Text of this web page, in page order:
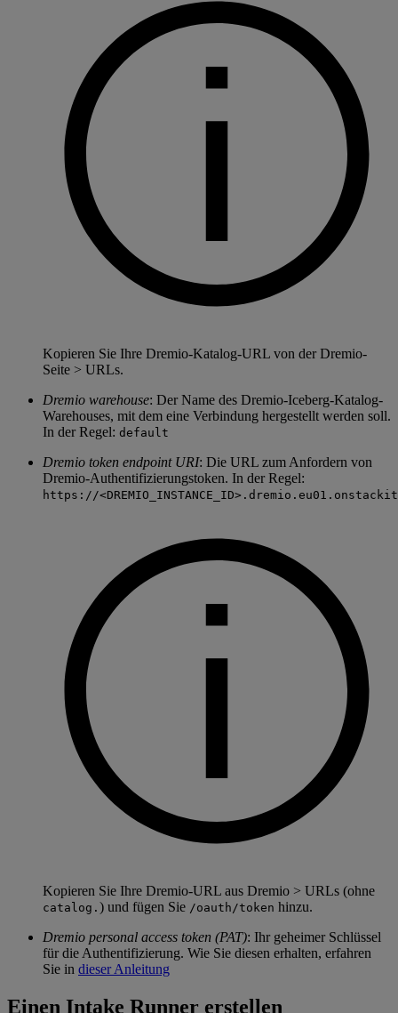
Kopieren Sie Ihre Dremio-Katalog-URL von der Dremio-
Seite > URLs.
Dremio warehouse: Der Name des Dremio-Iceberg-Katalog-
Warehouses, mit dem eine Verbindung hergestellt werden soll.
In der Regel: default
Dremio token endpoint URI: Die URL zum Anfordern von
Dremio-Authentifizierungstoken. In der Regel:
https://
Kopieren Sie Ihre Dremio-URL aus Dremio > URLs (ohne
catalog. ) und fügen Sie /oauth/token hinzu.
Dremio personal access token (PAT): Ihr geheimer Schlüssel
für die Authentifizierung. Wie Sie diesen erhalten, erfahren
Sie in dieser Anleitung
Einen Intake Runner erstellen